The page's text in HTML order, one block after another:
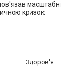
масштабні
кризою
Здоров'я